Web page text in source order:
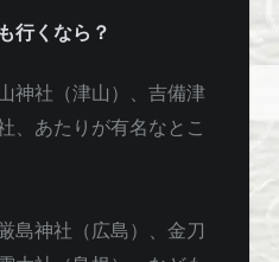
行くなら？
神社（津山）、吉備津
、あたりが有名なとこ
島神社（広島）、金刀